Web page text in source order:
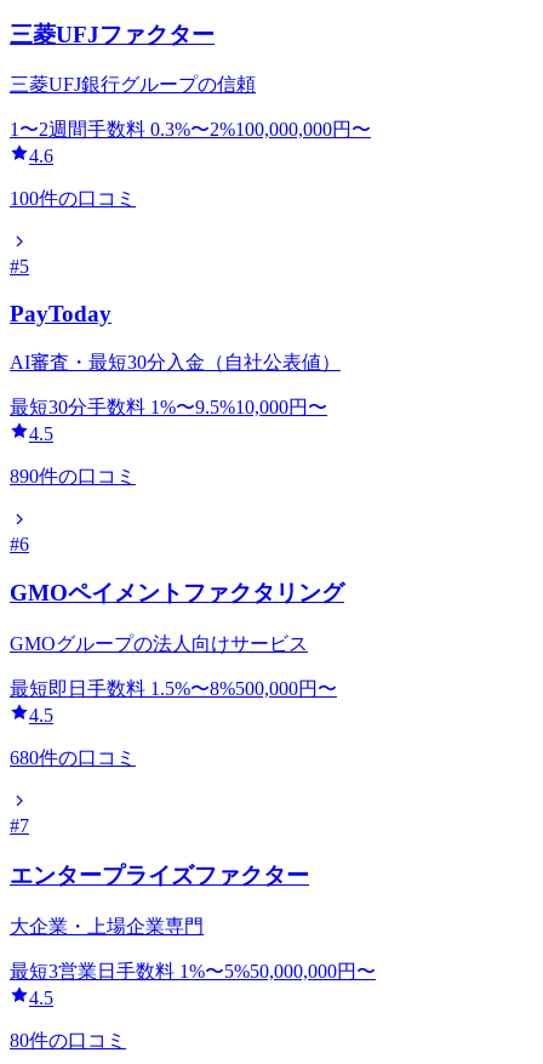
三菱UFJファクター
三菱UFJ銀行グループの信頼
1〜2週間手数料 0.3%〜2%100,000,000円〜
4.6
100件の口コミ
#5
PayToday
AI審査・最短30分入金（自社公表値）
最短30分手数料 1%〜9.5%10,000円〜
4.5
890件の口コミ
#6
GMOペイメントファクタリング
GMOグループの法人向けサービス
最短即日 手数料 1.5%〜8%500,000円〜
4.5
680件の口コミ
#7
エンタープライズファクター
大企業・上場企業専門
最短3営業日 手数料 1%〜5%50,000,000円〜
4.5
80件の口コミ